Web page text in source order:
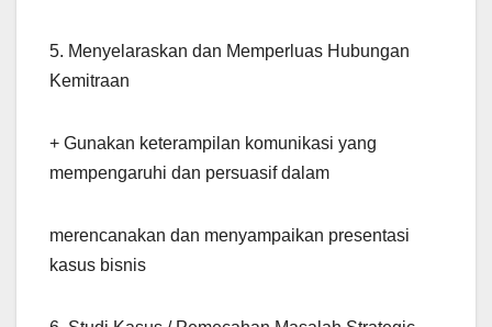
5. Menyelaraskan dan Memperluas Hubungan
Kemitraan
+ Gunakan keterampilan komunikasi yang
mempengaruhi dan persuasif dalam
merencanakan dan menyampaikan presentasi
kasus bisnis